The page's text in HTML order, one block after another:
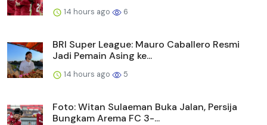
14 hours ago 6
BRI Super League: Mauro Caballero Resmi
Jadi Pemain Asing ke...
14 hours ago 5
Foto: Witan Sulaeman Buka Jalan, Persija
Bungkam Arema FC 3-...